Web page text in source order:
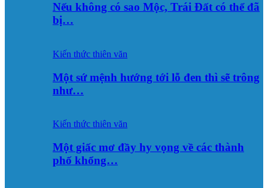
Nếu không có sao Mộc, Trái Đất có thể đã
bị…
Kiến thức thiên văn
Một sứ mệnh hướng tới lỗ đen thì sẽ trông
như…
Kiến thức thiên văn
Một giấc mơ đầy hy vọng về các thành
phố khổng…